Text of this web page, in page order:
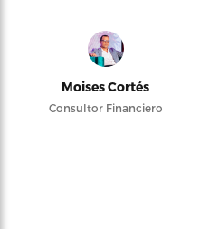
Moises Cortés
Consultor Financiero